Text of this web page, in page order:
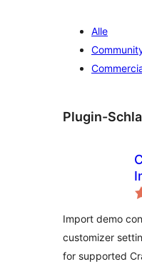
Alle
Plugin-
Import demo
customizer
for supported